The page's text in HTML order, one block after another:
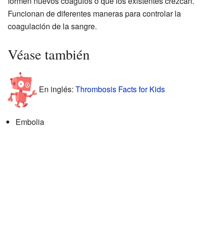
Funcionan de diferentes maneras para controlar la
coagulación de la sangre.
Véase también
En inglés: Thrombosis Facts for Kids
Embolia